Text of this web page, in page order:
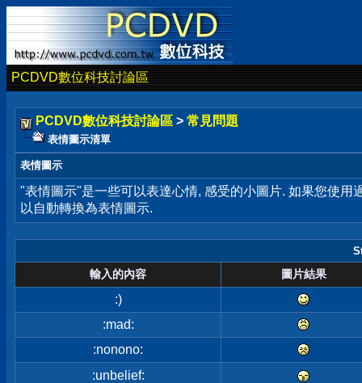
PCDVD數位科技討論區
PCDVD數位科技討論區 > 常見問題
表情圖示清單
表情圖示
"表情圖示"是一些可以表達心情, 感受的小圖片. 如果您使
以自動轉換為表情圖示.
輸入的內容 圖片結果
:)
:mad:
:nonono:
:unbelief: